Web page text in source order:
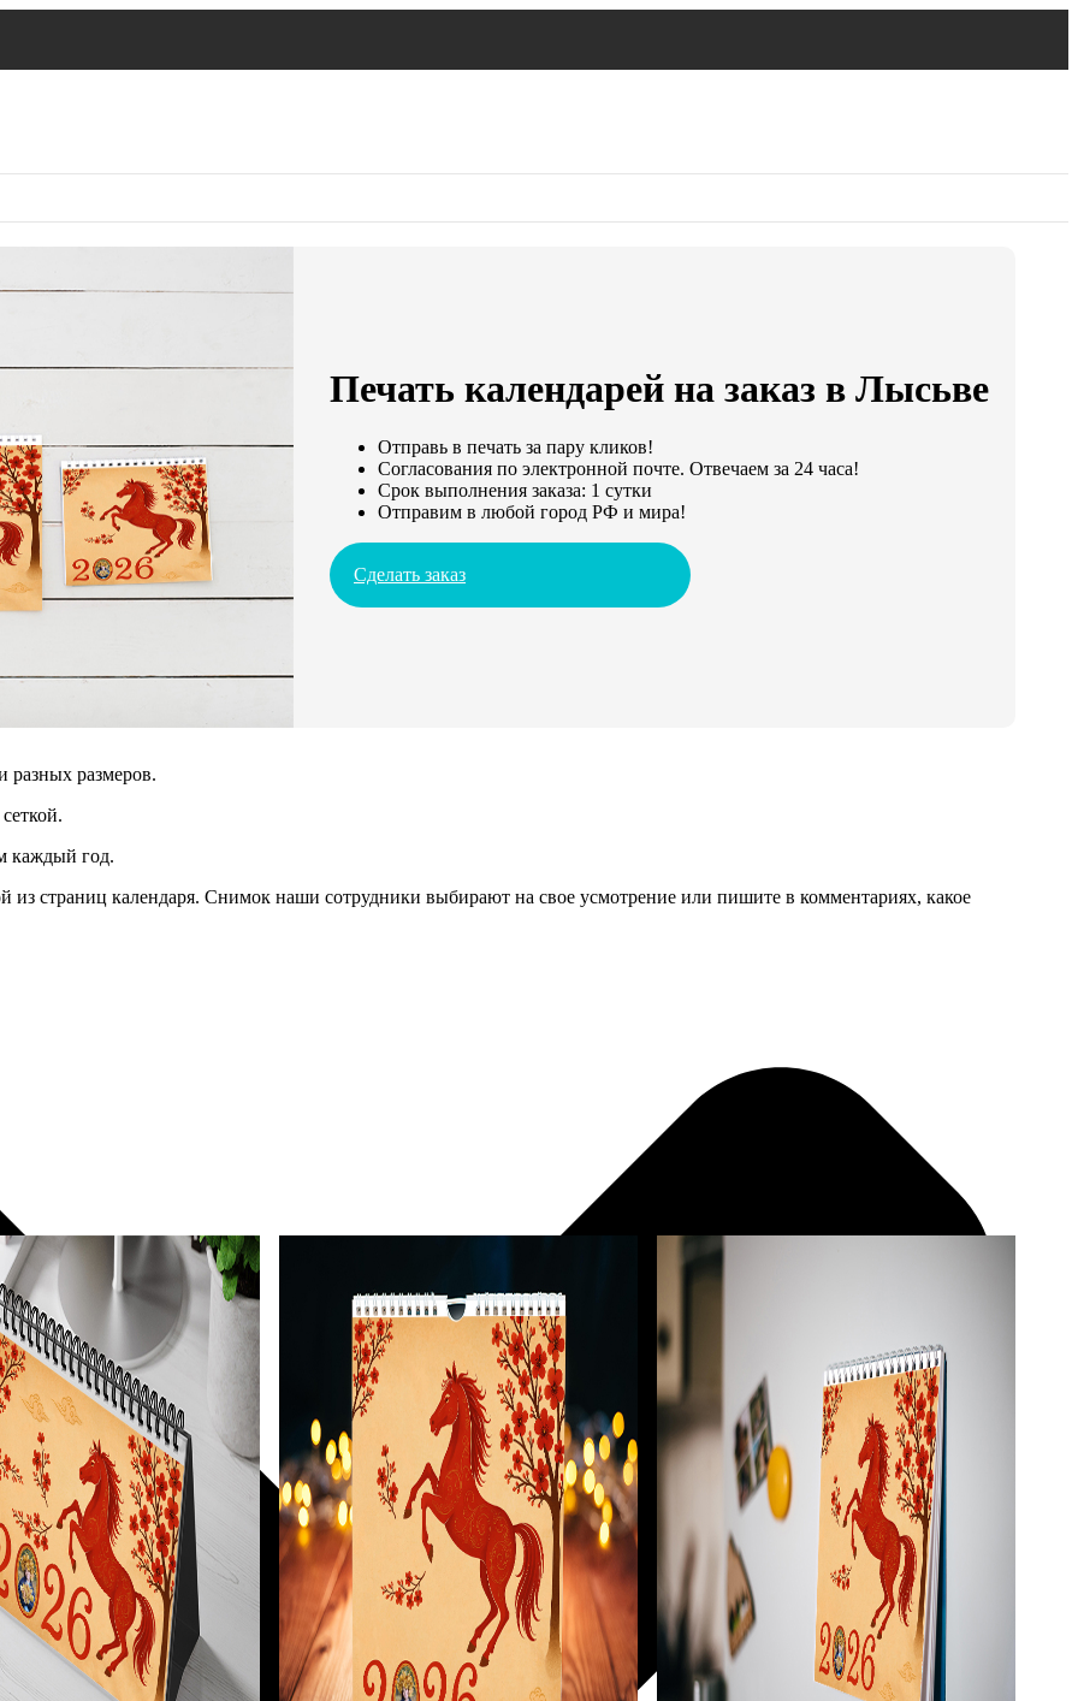
Печать календарей на заказ в Лысьве
Отправь в печать за пару кликов!
Согласования по электронной почте. Отвечаем за 24 часа!
Срок выполнения заказа: 1 сутки
Отправим в любой город РФ и мира!
Сделать заказ
разных размеров.
каждый год.
страниц календаря. Снимок наши сотрудники выбирают на свое усмотрение или пишите в комментариях, какое